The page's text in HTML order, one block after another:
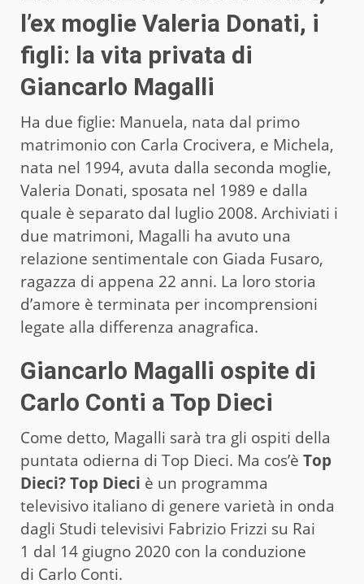
l’ex moglie Valeria Donati, i
figli: la vita privata di
Giancarlo Magalli
Ha due figlie: Manuela, nata dal primo
matrimonio con Carla Crocivera, e Michela,
nata nel 1994, avuta dalla seconda moglie,
Valeria Donati, sposata nel 1989 e dalla
quale è separato dal luglio 2008. Archiviati i
due matrimoni, Magalli ha avuto una
relazione sentimentale con Giada Fusaro,
ragazza di appena 22 anni. La loro storia
d’amore è terminata per incomprensioni
legate alla differenza anagrafica.
Giancarlo Magalli ospite di
Carlo Conti a Top Dieci
Come detto, Magalli sarà tra gli ospiti della
puntata odierna di Top Dieci. Ma cos’è Top
Dieci? Top Dieci è un programma
televisivo italiano di genere varietà in onda
dagli Studi televisivi Fabrizio Frizzi su Rai
1 dal 14 giugno 2020 con la conduzione
di Carlo Conti.